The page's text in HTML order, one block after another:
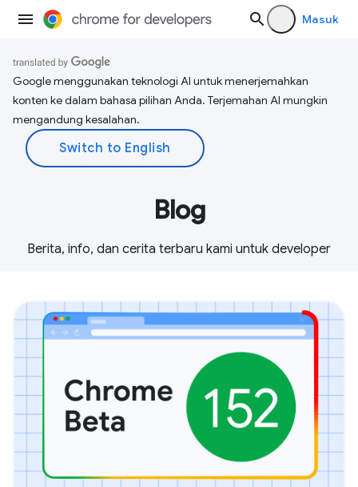
Masuk
Google menggunakan teknologi AI untuk menerjemahkan
konten ke dalam bahasa pilihan Anda. Terjemahan AI mungkin
mengandung kesalahan.
Blog
Berita, info, dan cerita terbaru kami untuk developer